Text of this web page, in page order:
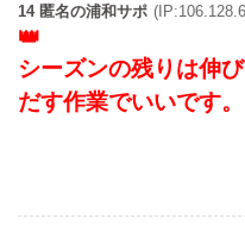
14 匿名の浦和サポ
シーズンの残りは伸
だす作業でいいです。